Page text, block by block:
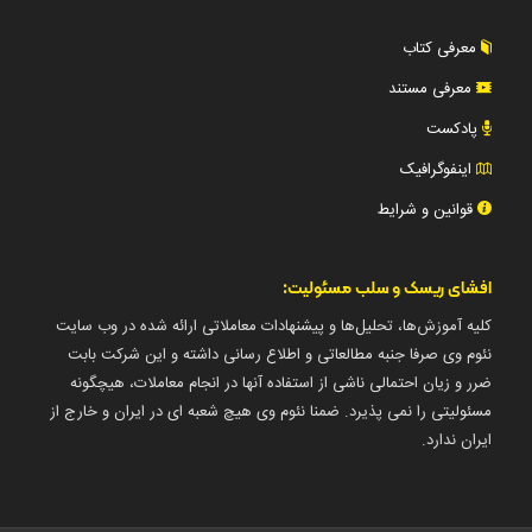
معرفی کتاب
معرفی مستند
پادکست
اینفوگرافیک
قوانین و شرایط
افشای ریسک و سلب مسئولیت:
کلیه آموزش‌ها، تحلیل‌ها و پیشنهادات معاملاتی ارائه شده در وب سایت
نئوم وی صرفا جنبه مطالعاتی و اطلاع رسانی داشته و این شرکت بابت
ضرر و زیان احتمالی ناشی از استفاده آنها در انجام معاملات، هیچگونه
مسئولیتی را نمی پذیرد. ضمنا نئوم وی هیچ شعبه ای در ایران و خارج از
ایران ندارد.